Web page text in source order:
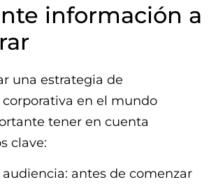
información a
una estrategia de
en el mundo
tener en cuenta
clave:
audiencia: antes de comenzar